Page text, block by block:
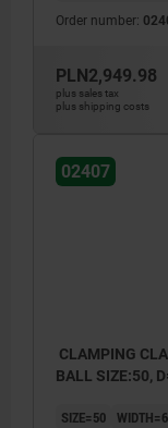
Order number:
PLN2,949.98
plus sales tax
plus shipping costs
02407
CLAMPING
BALL SIZE:50,
SIZE=50